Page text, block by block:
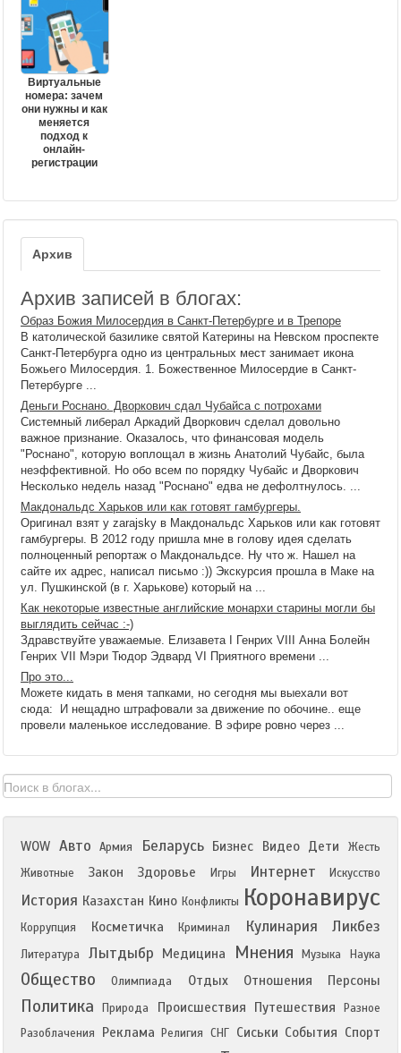
Виртуальные
номера: зачем
они нужны и как
меняется
подход к
онлайн-
регистрации
Архив
Архив записей в блогах:
Образ Божия Милосердия в Санкт-Петербурге и в Трепоре
В католической базилике святой Катерины на Невском проспекте
Санкт-Петербурга одно из центральных мест занимает икона
Божьего Милосердия. 1. Божественное Милосердие в Санкт-
Петербурге ...
Деньги Роснано. Дворкович сдал Чубайса с потрохами
Системный либерал Аркадий Дворкович сделал довольно
важное признание. Оказалось, что финансовая модель
"Роснано", которую воплощал в жизнь Анатолий Чубайс, была
неэффективной. Но обо всем по порядку Чубайс и Дворкович
Несколько недель назад "Роснано" едва не дефолтнулось. ...
Макдональдс Харьков или как готовят гамбургеры.
Оригинал взят у zarajsky в Макдональдс Харьков или как готовят
гамбургеры. В 2012 году пришла мне в голову идея сделать
полноценный репортаж о Макдональдсе. Ну что ж. Нашел на
сайте их адрес, написал письмо :)) Экскурсия прошла в Маке на
ул. Пушкинской (в г. Харькове) который на ...
Как некоторые известные английские монархи старины могли бы
выглядить сейчас :-)
Здравствуйте уважаемые. Елизавета I Генрих VIII Анна Болейн
Генрих VII Мэри Тюдор Эдвард VI Приятного времени ...
Про это...
Можете кидать в меня тапками, но сегодня мы выехали вот
сюда: И нещадно штрафовали за движение по обочине.. еще
провели маленькое исследование. В эфире ровно через ...
WOW Авто Армия Беларусь Бизнес Видео Дети
Жесть
Животные
Закон Здоровье Игры Интернет Искусство
История Казахстан Кино Конфликты Коронавирус
Коррупция Косметичка Криминал Кулинария Ликбез
Литература Лытдыбр Медицина Мнения Музыка Наука
Общество Олимпиада Отдых Отношения Персоны
Политика Природа Происшествия Путешествия
Разное
Разоблачения
Реклама Религия СНГ Сиськи События Спорт